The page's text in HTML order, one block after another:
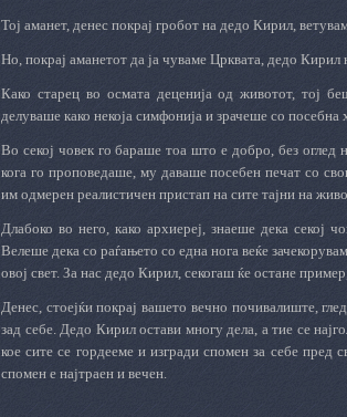
Тој аманет, денес покрај гробот на дедо Кирил,
Но, покрај аманетот да ја чуваме Црквата, дедо
Како старец во осмата деценија од животот, тој
делуваше како некоја симфонија и зрачеше со посебна
Во секој човек го бараше тоа што е добро, без оглед
кога го проповедаше, му даваше посебен печат со
им одмерен реалистичен пристап на сите тајни на
Длабоко во него, како архиереј, знаеше дека секој
Велеше дека со раѓањето со една нога веќе
овој свет. За нас дедо Кирил, секогаш ќе остане
Денес, стоејќи покрај вашето вечно почивалиште,
зад себе. Дедо Кирил остави многу дела, а тие се
кое сите се гордееме и изгради спомен за себе пред
спомен е најтраен и вечен.